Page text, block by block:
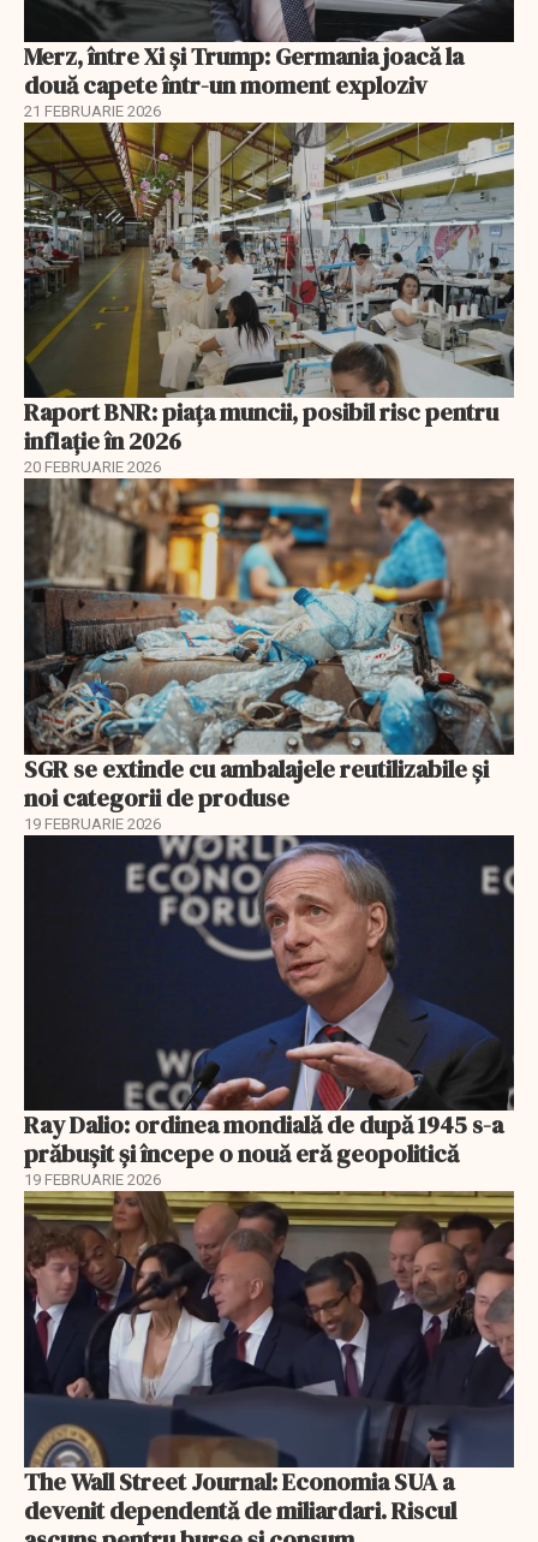
Merz, între Xi și Trump: Germania joacă la
două capete într-un moment exploziv
21 FEBRUARIE 2026
Raport BNR: piața muncii, posibil risc pentru
inflație în 2026
20 FEBRUARIE 2026
SGR se extinde cu ambalajele reutilizabile și
noi categorii de produse
19 FEBRUARIE 2026
Ray Dalio: ordinea mondială de după 1945 s-a
prăbușit și începe o nouă eră geopolitică
19 FEBRUARIE 2026
The Wall Street Journal: Economia SUA a
devenit dependentă de miliardari. Riscul